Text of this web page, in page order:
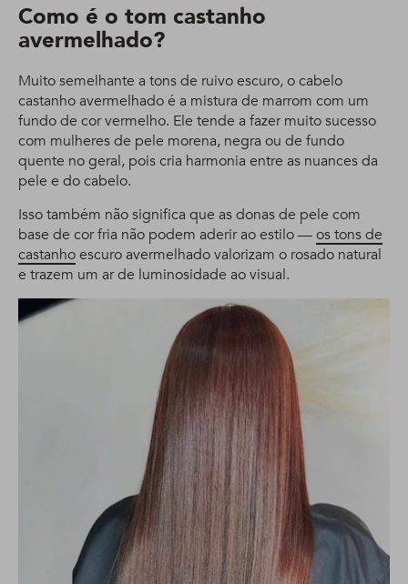
Como é o tom castanho
avermelhado?
Muito semelhante a tons de ruivo escuro, o cabelo
castanho avermelhado é a mistura de marrom com um
fundo de cor vermelho. Ele tende a fazer muito sucesso
com mulheres de pele morena, negra ou de fundo
quente no geral, pois cria harmonia entre as nuances da
pele e do cabelo.
Isso também não significa que as donas de pele com
base de cor fria não podem aderir ao estilo —os tons de
castanhoescuro avermelhado valorizam o rosado natural
e trazem um ar de luminosidade ao visual.